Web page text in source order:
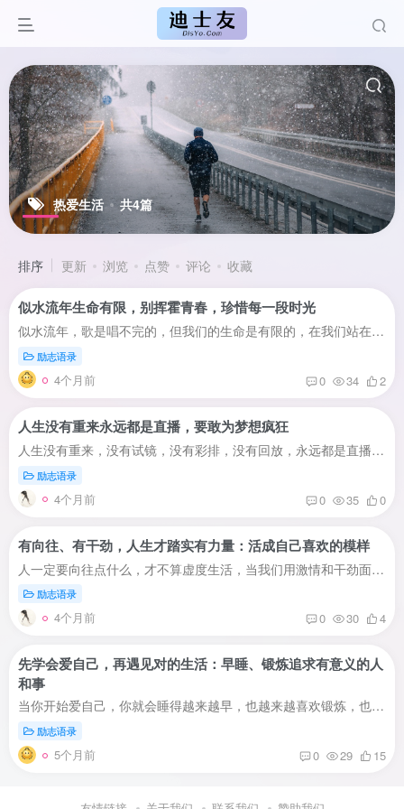
热爱生活 共4篇
排序 更新 浏览 点赞 评论 收藏
似水流年生命有限，别挥霍青春，珍惜每一段时光
似水流年，歌是唱不完的，但我们的生命是有限的，在我们站在时钟的圆心时，看时针与分针的交角，那些流过的角度，或者说逝去的歌，能带以你几分感动？青春不允许被挥霍，倘若自己并不伟大，那就...
励志语录
4个月前 0 34 2
人生没有重来永远都是直播，要敢为梦想疯狂
人生没有重来，没有试镜，没有彩排，没有回放，永远都是直播。情不伤人不近情，人不疯狂难成梦。只有知道感恩，热爱生活，珍爱生命，珍惜所拥有的，才会活的快乐充实，美丽、幸福。
励志语录
4个月前 0 35 0
有向往、有干劲，人生才踏实有力量：活成自己喜欢的模样
人一定要向往点什么，才不算虚度生活，当我们用激情和干劲面对工作，坚定地走在内心通往理想的路上，将简简单单而又无比重要的小事融进自己的生活、生命中的时候，就能感觉到踏实和有力量，逐渐...
励志语录
4个月前 0 30 4
先学会爱自己，再遇见对的生活：早睡、锻炼追求有意义的人
和事
当你开始爱自己，你就会睡得越来越早，也越来越喜欢锻炼，也不再纠结和焦虑，变得自信满满，去追求有意义的人和事。
励志语录
5个月前 0 29 15